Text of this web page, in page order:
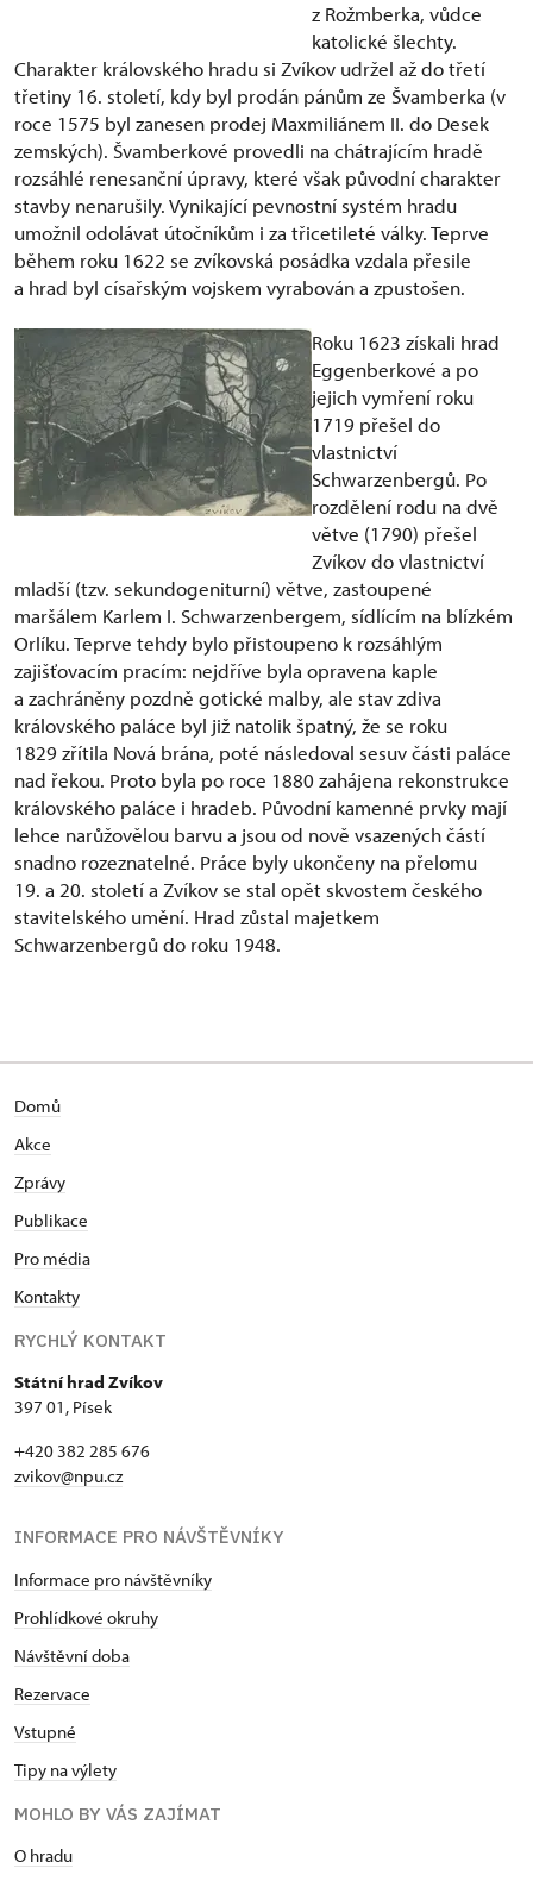
z Rožmberka, vůdce
katolické šlechty.
Charakter královského hradu si Zvíkov udržel až do třetí
třetiny 16. století, kdy byl prodán pánům ze Švamberka (v
roce 1575 byl zanesen prodej Maxmiliánem II. do Desek
zemských). Švamberkové provedli na chátrajícím hradě
rozsáhlé renesanční úpravy, které však původní charakter
stavby nenarušily. Vynikající pevnostní systém hradu
umožnil odolávat útočníkům i za třicetileté války. Teprve
během roku 1622 se zvíkovská posádka vzdala přesile
a hrad byl císařským vojskem vyrabován a zpustošen.
Roku 1623 získali hrad
Eggenberkové a po
jejich vymření roku
1719 přešel do
vlastnictví
Schwarzenbergů. Po
rozdělení rodu na dvě
větve (1790) přešel
Zvíkov do vlastnictví
mladší (tzv. sekundogeniturní) větve, zastoupené
maršálem Karlem I. Schwarzenbergem, sídlícím na blízkém
Orlíku. Teprve tehdy bylo přistoupeno k rozsáhlým
zajišťovacím pracím: nejdříve byla opravena kaple
a zachráněny pozdně gotické malby, ale stav zdiva
královského paláce byl již natolik špatný, že se roku
1829 zřítila Nová brána, poté následoval sesuv části paláce
nad řekou. Proto byla po roce 1880 zahájena rekonstrukce
královského paláce i hradeb. Původní kamenné prvky mají
lehce narůžovělou barvu a jsou od nově vsazených částí
snadno rozeznatelné. Práce byly ukončeny na přelomu
19. a 20. století a Zvíkov se stal opět skvostem českého
stavitelského umění. Hrad zůstal majetkem
Schwarzenbergů do roku 1948.
Domů
Akce
Zprávy
Publikace
Pro média
Kontakty
RYCHLÝ KONTAKT
Státní hrad Zvíkov
397 01, Písek
+420 382 285 676
zvikov@npu.cz
INFORMACE PRO NÁVŠTĚVNÍKY
Informace pro návštěvníky
Prohlídkové okruhy
Návštěvní doba
Rezervace
Vstupné
Tipy na výlety
MOHLO BY VÁS ZAJÍMAT
O hradu